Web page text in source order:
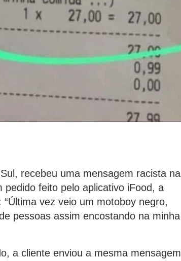
recebeu uma mensagem racista na
feito pelo aplicativo iFood, a
vez veio um motoboy negro,
pessoas assim encostando na minha
a cliente enviou a mesma mensagem